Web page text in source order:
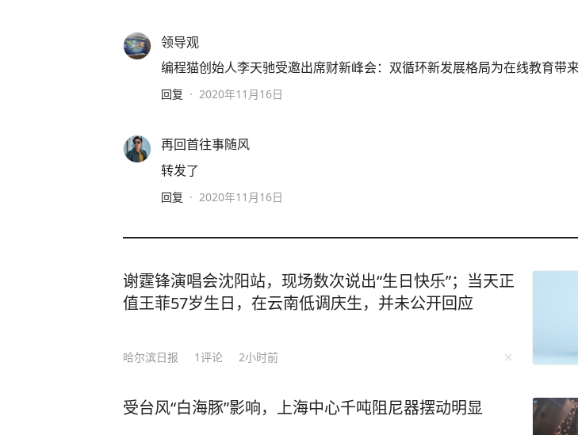
领导观
编程猫创始人李天驰受邀出席财新峰会：双循环新发展格局为在线教育带
回复 · 2020年11月16日
再回首往事随风
转发了
回复 · 2020年11月16日
谢霆锋演唱会沈阳站，现场数次说出“生日快乐”；当天正
值王菲57岁生日，在云南低调庆生，并未公开回应
哈尔滨日报 1评论 2小时前
受台风“白海豚”影响，上海中心千吨阻尼器摆动明显